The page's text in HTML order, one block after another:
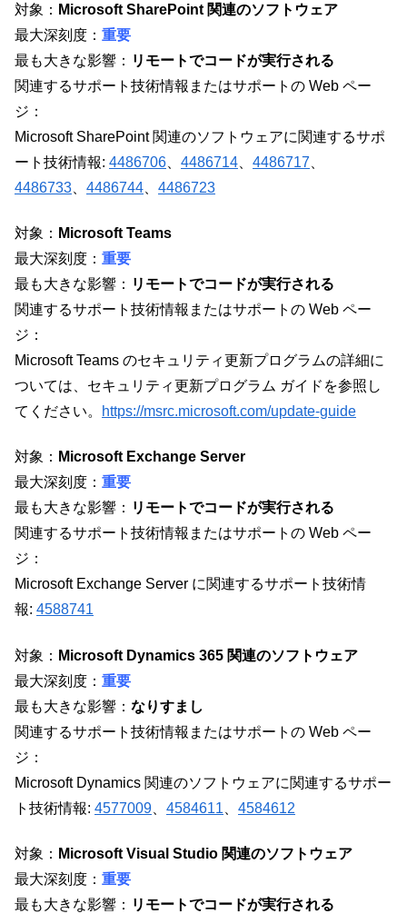
対象： Microsoft SharePoint 関連のソフトウェア
最大深刻度： 重要
最も大きな影響： リモートでコードが実行される
関連するサポート技術情報またはサポートの Web ペー
ジ：
Microsoft SharePoint 関連のソフトウェアに関連するサポ
ート技術情報: 4486706 4486714 4486717
4486733
4486744 4486723
対象： Microsoft Teams
最大深刻度： 重要
最も大きな影響： リモートでコードが実行される
関連するサポート技術情報またはサポートの Web ペー
ジ：
Microsoft Teams のセキュリティ更新プログラムの詳細に
ついては、セキュリティ更新プログラム ガイドを参照し
てください。
https://msrc.microsoft.com/update-guide
対象： Microsoft Exchange Server
最大深刻度： 重要
最も大きな影響： リモートでコードが実行される
関連するサポート技術情報またはサポートの Web ペー
ジ：
Microsoft Exchange Server に関連するサポート技術情
報: 4588741
対象： Microsoft Dynamics 365 関連のソフトウェア
最大深刻度： 重要
最も大きな影響： なりすまし
関連するサポート技術情報またはサポートの Web ペー
ジ：
Microsoft Dynamics 関連のソフトウェアに関連するサポー
ト技術情報: 4577009 4584611 4584612
対象： Microsoft Visual Studio 関連のソフトウェア
最大深刻度： 重要
最も大きな影響： リモートでコードが実行される